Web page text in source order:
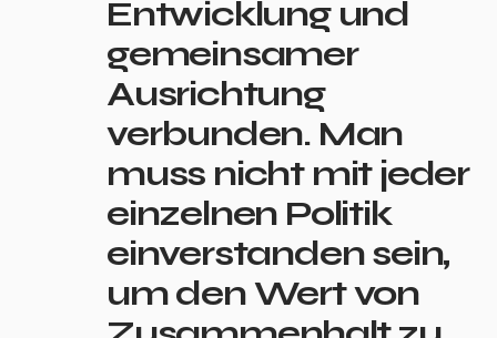
Entwicklung und
gemeinsamer
Ausrichtung
verbunden. Man
muss nicht mit jeder
einzelnen Politik
einverstanden sein,
um den Wert von